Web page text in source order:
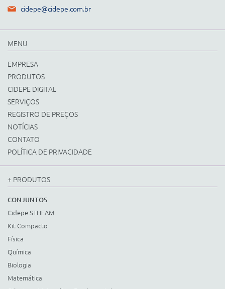
cidepe@cidepe.com.br
MENU
EMPRESA
PRODUTOS
CIDEPE DIGITAL
SERVIÇOS
REGISTRO DE PREÇOS
NOTÍCIAS
CONTATO
POLÍTICA DE PRIVACIDADE
+ PRODUTOS
CONJUNTOS
Cidepe STHEAM
Kit Compacto
Física
Química
Biologia
Matemática